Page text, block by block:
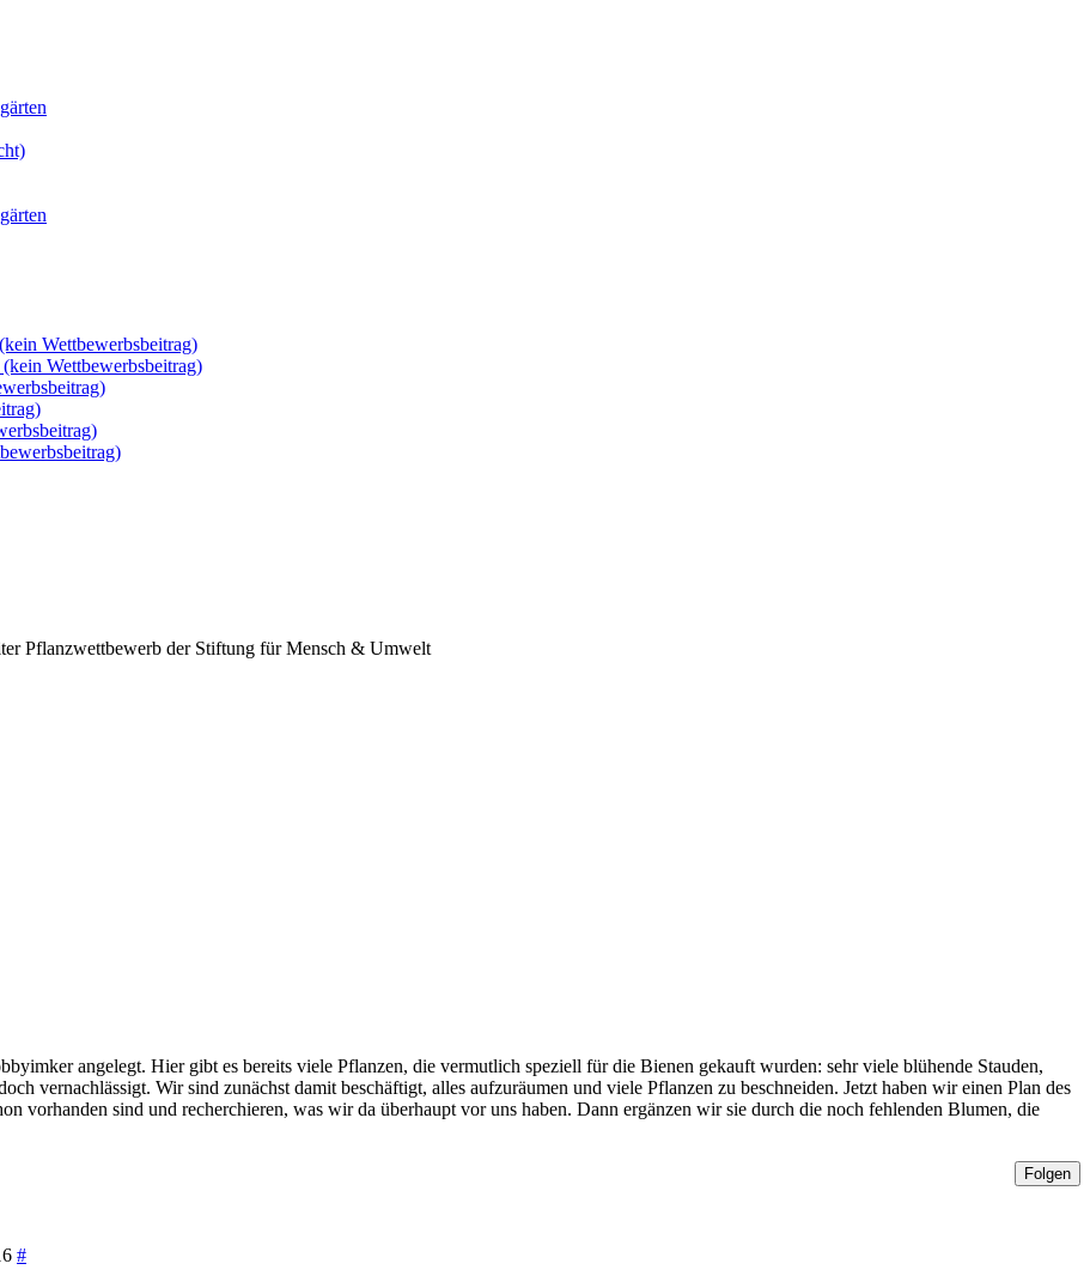
Wettbewerbsbeitrag)
Wettbewerbsbeitrag)
Pflanzwettbewerb der Stiftung für Mensch & Umwelt
angelegt. Hier gibt es bereits viele Pflanzen, die vermutlich speziell für die Bienen gekauft wurden: sehr viele blühende Stauden,
vernachlässigt. Wir sind zunächst damit beschäftigt, alles aufzuräumen und viele Pflanzen zu beschneiden. Jetzt haben wir einen Plan des
vorhanden sind und recherchieren, was wir da überhaupt vor uns haben. Dann ergänzen wir sie durch die noch fehlenden Blumen, die
Folgen
#